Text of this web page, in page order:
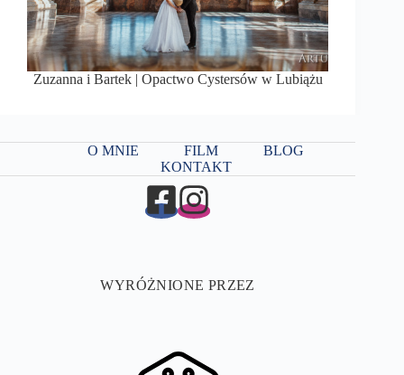
Zuzanna i Bartek | Opactwo Cystersów w Lubiążu
O MNIE FILM
BLOG
KONTAKT
WYRÓŻNIONE PRZEZ